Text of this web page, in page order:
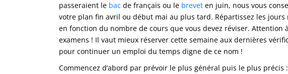
passeraient le bac de français ou le brevet en juin, nous vous
votre plan fin avril ou début mai au plus tard. Répartissez les jours
en fonction du nombre de cours que vous devez réviser. Attention
examens ! Il vaut mieux réserver cette semaine aux dernières
pour continuer un emploi du temps digne de ce nom !
Commencez d’abord par prévoir le plus général puis le plus